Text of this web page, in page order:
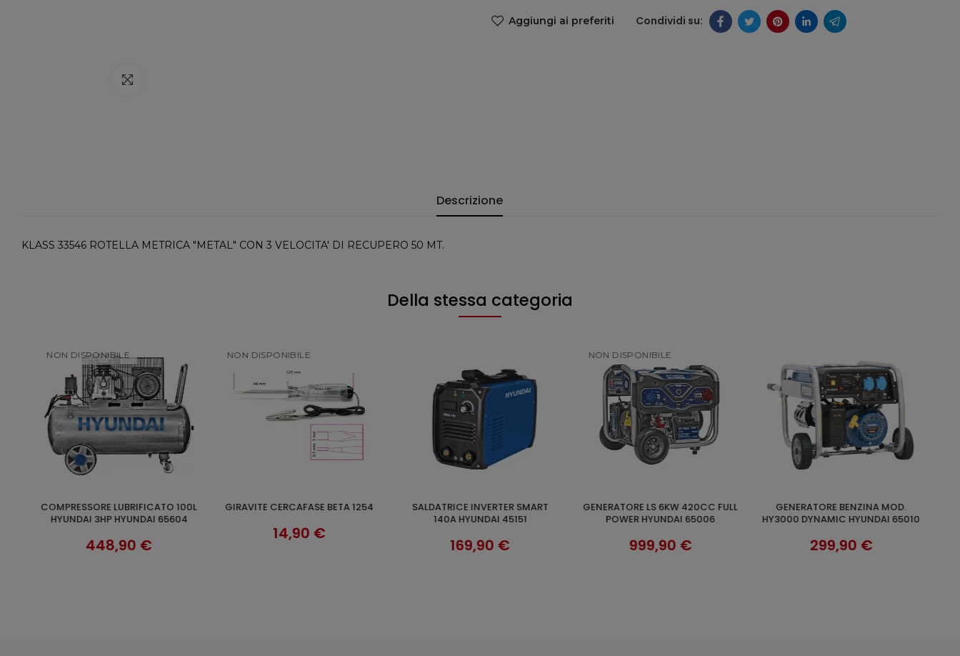
Aggiungi ai preferiti
Descrizione
KLASS 33546 ROTELLA METRICA "METAL" CON 3 VELOCITA' DI RECUPERO 50 MT.
Della stessa categoria
NON DISPONIBILE
SCOPRI
GIRAVITE CERCAFASE BETA 1254 AGGIUNGI AL CARRELLO
SALDATRICE INVERTER SMART
169,90 €
SCOPRI
POWER HYUNDAI 65006
999,90 €
AGGIUNGI AL CARRELLO
GENERATORE BENZINA MOD.
HY3000 DYNAMIC HYUNDAI 65010
299,90 €
SCOPRI
BENZINA DYNAMIC HYUNDAI 65011
385,90 €